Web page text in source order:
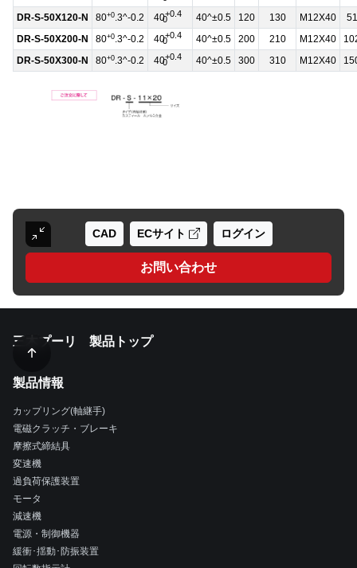
DR-S-50X120-N
80+0.3^-0.2 40+0.4
0 40^±0.5 120 130 M12X40
DR-S-50X200-N
80+0.3^-0.2 40+0.4
0 40^±0.5 200 210 M12X40
DR-S-50X300-N
80+0.3^-0.2 40+0.4
0 40^±0.5 300 310 M12X40
CAD ECサイト ログイン
お問い合わせ
三木プーリ 製品トップ
製品情報
カップリング(軸継手)
電磁クラッチ・ブレーキ
摩擦式締結具
変速機
過負荷保護装置
モータ
減速機
電源・制御機器
緩衝･揺動･防振装置